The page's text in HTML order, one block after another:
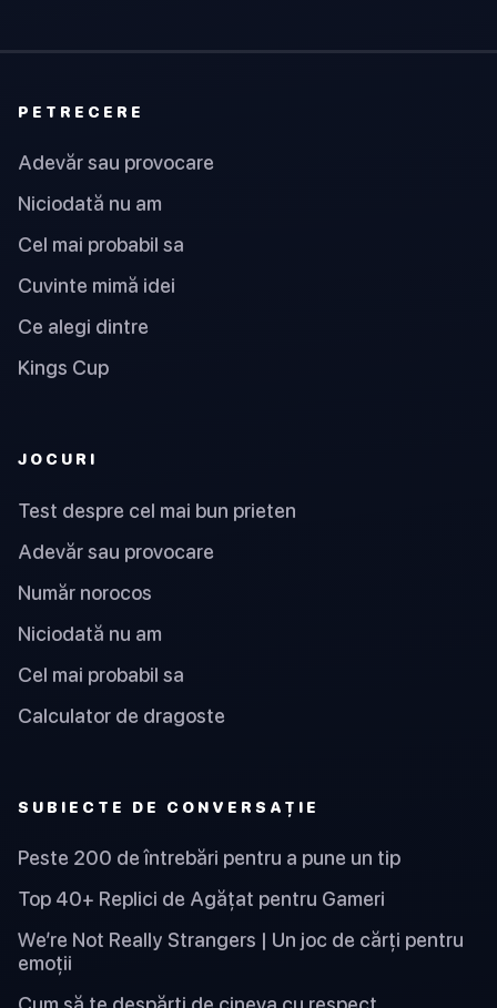
PETRECERE
Adevăr sau provocare
Niciodată nu am
Cel mai probabil sa
Cuvinte mimă idei
Ce alegi dintre
Kings Cup
JOCURI
Test despre cel mai bun prieten
Adevăr sau provocare
Număr norocos
Niciodată nu am
Cel mai probabil sa
Calculator de dragoste
SUBIECTE DE CONVERSAȚIE
Peste 200 de întrebări pentru a pune un tip
Top 40+ Replici de Agățat pentru Gameri
We’re Not Really Strangers | Un joc de cărți pentru
emoții